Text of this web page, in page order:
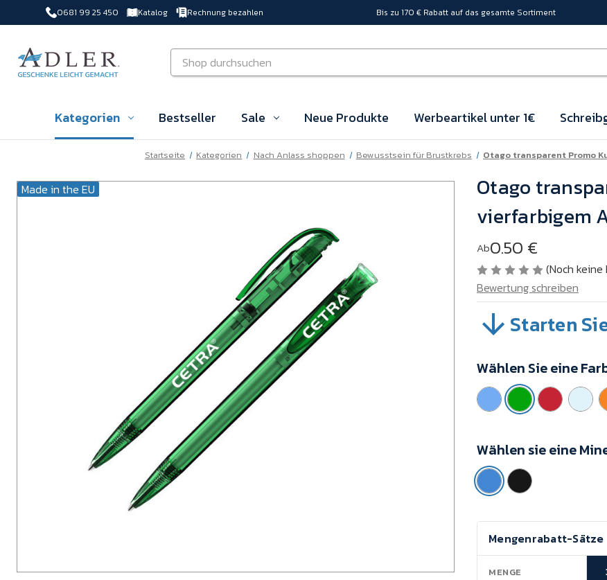
0681 99 25 450 Katalog Rechnung bezahlen Bis zu 170 € Rabatt auf das gesamte Sortiment
Suchen
Kategorien Bestseller Sale Neue Produkte Werbeartikel unter 1€
Startseite Kategorien Nach Anlass shoppen Bewusstsein für Brustkrebs Otago transparent Promo
Made in the EU
Otago
vierfarbigem
Ab0.50 €
(Noch
Bewertung schreiben
SKU:
VBG7J02A
Mindestkaufwert:
Einheiten
Starten
Wählen Sie eine
Wählen sie eine
Aktueller
Lagerbestand:
Mengenrabatt-Sätze
MENGE